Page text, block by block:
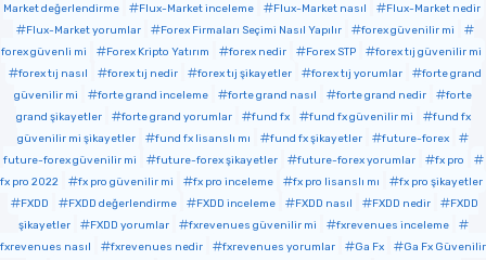
Market değerlendirme
Flux-Market inceleme Flux-Market nasıl
Flux-Market nedir
Flux-Market yorumlar
Forex Firmaları Seçimi Nasıl Yapılır
forex güvenilir mi
forex güvenli mi
Forex Kripto Yatırım forex nedir Forex STP
forex tıj güvenilir mi
forex tıj nasıl
forex tıj nedir forex tıj şikayetler forex tıj yorumlar
forte grand
güvenilir mi
forte grand inceleme forte grand nasıl forte grand nedir
forte
grand şikayetler
forte grand yorumlar fund fx fund fx güvenilir mi
fund fx
güvenilir mi şikayetler
fund fx lisanslı mı fund fx şikayetler
future-forex
future-forex güvenilir mi
future-forex şikayetler future-forex yorumlar
fx pro
fx pro 2022
fx pro güvenilir mi fx pro inceleme fx pro lisanslı mı
fx pro şikayetler
FXDD
FXDD değerlendirme FXDD inceleme FXDD nasıl FXDD nedir
FXDD
şikayetler
FXDD yorumlar fxrevenues güvenilir mi
fxrevenues inceleme
fxrevenues nasıl
fxrevenues nedir fxrevenues yorumlar Ga Fx
Ga Fx Güvenilir